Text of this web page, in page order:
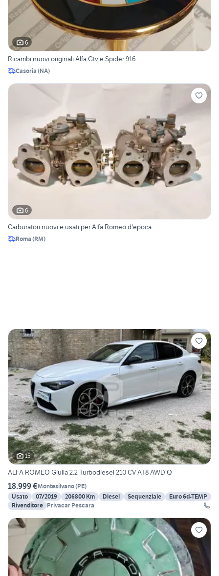
6
Ricambi nuovi originali Alfa Gtv e Spider 916
Casoria (NA)
6
Carburatori nuovi e usati per Alfa Romeo d'epoca
Roma (RM)
15
ALFA ROMEO Giulia 2.2 Turbodiesel 210 CV AT8 AWD Q
18.999 €Montesilvano(PE)
Usato
07/2019 206800 Km Diesel Sequenziale
Euro 6d-TEMP
Rivenditore Privacar Pescara